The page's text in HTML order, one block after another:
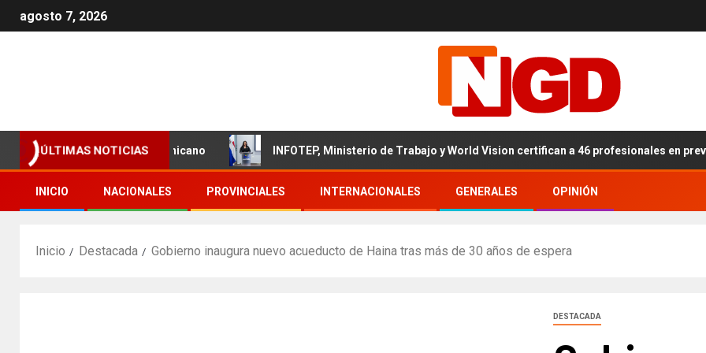
agosto 7, 2026
ÚLTIMAS NOTICIAS
del sector textil dominicano INFOTEP, Ministerio de Trabajo y World Vision certifican a 46 profesionales en prevención
INICIO NACIONALES PROVINCIALES INTERNACIONALES GENERALES OPINIÓN
Inicio Destacada Gobierno inaugura nuevo acueducto de Haina tras más de 30 años de espera
DESTACADA